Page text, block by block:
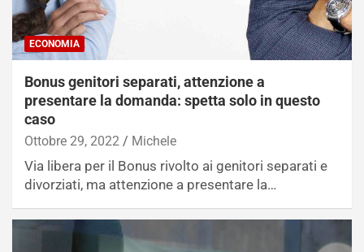
ECONOMIA
Bonus genitori separati, attenzione a
presentare la domanda: spetta solo in questo
caso
Ottobre 29, 2022 Michele
Via libera per il Bonus rivolto ai genitori separati e
divorziati, ma attenzione a presentare la…